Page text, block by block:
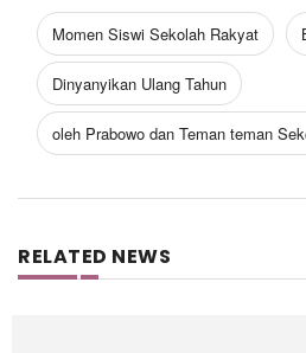
Momen Siswi Sekolah Rakyat
Dinyanyikan Ulang Tahun
oleh Prabowo dan Teman teman
RELATED NEWS